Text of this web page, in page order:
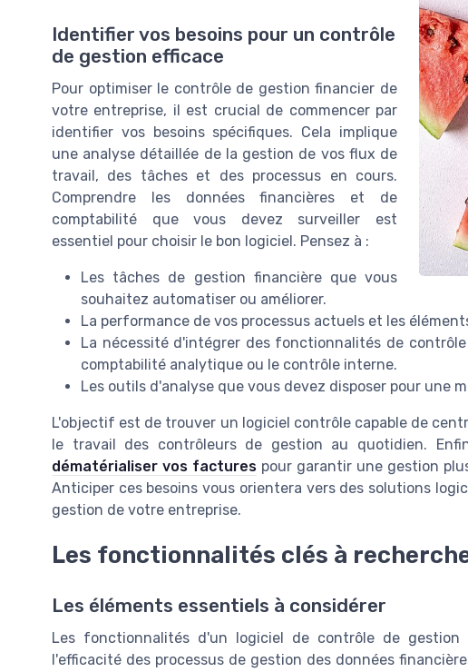
Identifier vos besoins pour un contrôle
de gestion efficace
Pour optimiser le contrôle de gestion financier de
votre entreprise, il est crucial de commencer par
identifier vos besoins spécifiques. Cela implique
une analyse détaillée de la gestion de vos flux de
travail, des tâches et des processus en cours.
Comprendre les données financières et de
comptabilité que vous devez surveiller est
essentiel pour choisir le bon logiciel. Pensez à :
Les tâches de gestion financière que vous
souhaitez automatiser ou améliorer.
La performance de vos processus actuels et les
La nécessité d'intégrer des fonctionnalités de
comptabilité analytique ou le contrôle interne.
Les outils d'analyse que vous devez disposer pour une
L'objectif est de trouver un logiciel contrôle capable de
le travail des contrôleurs de gestion au quotidien.
dématérialiser vos factures pour garantir une gestion
Anticiper ces besoins vous orientera vers des solutions
gestion de votre entreprise.
Les fonctionnalités clés à
Les éléments essentiels à considérer
Les fonctionnalités d'un logiciel de contrôle de
l'efficacité des processus de gestion des données